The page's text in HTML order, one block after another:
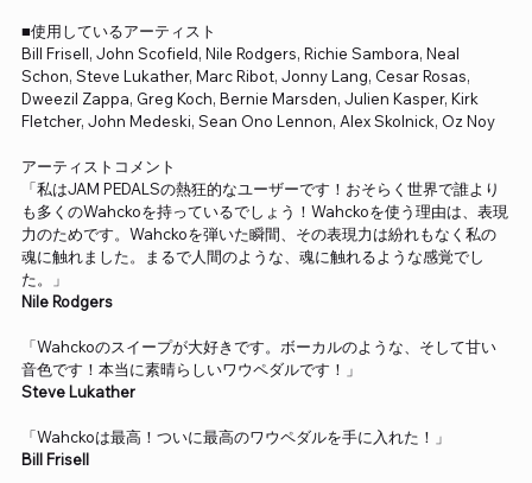
■使用しているアーティスト
Bill Frisell, John Scofield, Nile Rodgers, Richie Sambora, Neal
Schon, Steve Lukather, Marc Ribot, Jonny Lang, Cesar Rosas,
Dweezil Zappa, Greg Koch, Bernie Marsden, Julien Kasper, Kirk
Fletcher, John Medeski, Sean Ono Lennon, Alex Skolnick, Oz Noy
アーティストコメント
「私はJAM PEDALSの熱狂的なユーザーです！おそらく世界で誰より
も多くのWahckoを持っているでしょう！Wahckoを使う理由は、表現
力のためです。Wahckoを弾いた瞬間、その表現力は紛れもなく私の
魂に触れました。まるで人間のような、魂に触れるような感覚でし
た。」
Nile Rodgers
「Wahckoのスイープが大好きです。ボーカルのような、そして甘い
音色です！本当に素晴らしいワウペダルです！」
Steve Lukather
「Wahckoは最高！ついに最高のワウペダルを手に入れた！」
Bill Frisell